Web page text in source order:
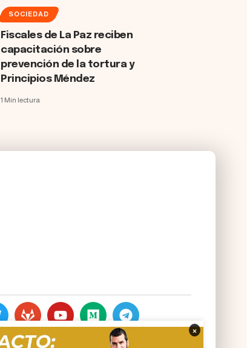
×
SOCIEDAD
Fiscales de La Paz reciben
capacitación sobre
prevención de la tortura y
Principios Méndez
1 Min lectura